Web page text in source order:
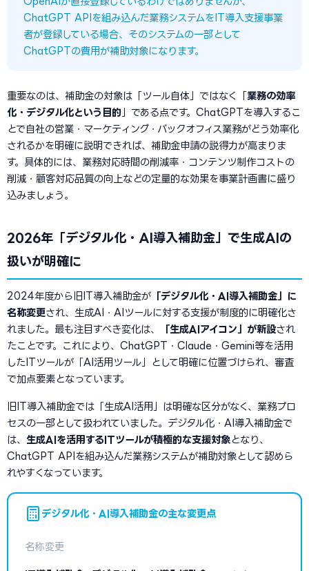
ChatGPT APIを組み込んだ業務システムをIT導入支援事業
者が登録している場合、そのシステムの一部として
ChatGPTの費用が補助対象になります。
重要なのは、補助金の対象は「ツール自体」ではなく「 業務の効率
化・デジタル化という目的 」である点です。ChatGPTを導入するこ
とで自社の営業・マーケティング・バックオフィス業務がどう効率化
されるかを明確に説明できれば、補助金申請の説得力が高まりま
す。具体的には、業務対応時間の削減率・コンテンツ制作コストの
削減・顧客対応品質の向上などの定量的な効果を事業計画書に盛り
込みましょう。
2026年「デジタル化・AI導入補助金」で生成AIの
扱いが明確に
2024年度から旧IT導入補助金が「デジタル化・AI導入補助金」に
名称変更され、生成AI・AIツールに対する支援が制度的に明確化さ
れました。最も注目すべき変化は、
「生成AIアイコン」が新設され
たことです。これにより、ChatGPT・Claude・Gemini等を活用
したITツールが「AI活用ツール」として明確に位置づけられ、審査
で加点要素となっています。
旧IT導入補助金では「生成AI活用」は明確な区分がなく、業務プロ
セスの一部として扱われていました。デジタル化・AI導入補助金で
は、 生成AIを活用するITツールが積極的な支援対象 となり、
ChatGPT APIを組み込んだ業務システムが補助対象として認めら
れやすくなっています。
デジタル化・AI導入補助金の主な変更点
名称変更